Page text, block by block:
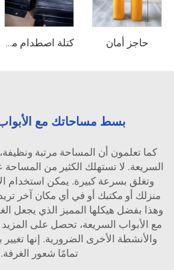
حاجز أمان كتلة اصطدام منصة
بسط مساحاتك مع
كما تعلمون أن المساحة مرتبة
السريعة. لا تستهلك الكثير من المساحة
وتغلق بسرعة كبيرة. يمكن استخدام
منزلك أو مكتبك أو في أي مكان آخر
وهذا بفضل هيكلها المميز الذي يجعل
مع الأبواب السريعة، تحصل على
والأنشطة الأخرى الضرورية. إنها
تمامًا شعور الغرفة.